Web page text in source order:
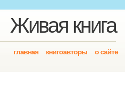
Живая книга
главная книгоавторы о сайте